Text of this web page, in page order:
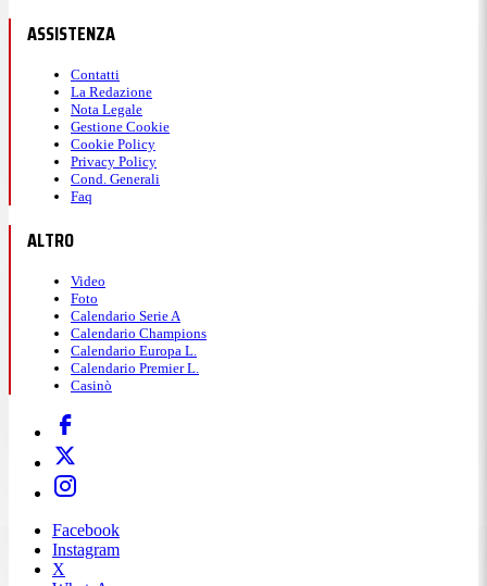
ASSISTENZA
Contatti
La Redazione
Nota Legale
Gestione Cookie
Cookie Policy
Privacy Policy
Cond. Generali
Faq
ALTRO
Video
Foto
Calendario Serie A
Calendario Champions
Calendario Europa L.
Calendario Premier L.
Casinò
Facebook
Instagram
X